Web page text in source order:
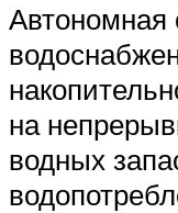
Автономная
на
водных